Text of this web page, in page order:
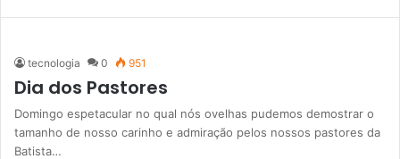
tecnologia 0 951
Dia dos Pastores
Domingo espetacular no qual nós ovelhas pudemos demostrar o
tamanho de nosso carinho e admiração pelos nossos pastores da
Batista…